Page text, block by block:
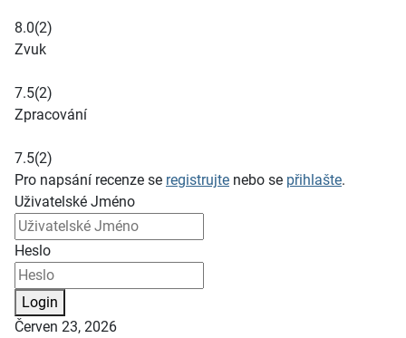
8.0(2)
Zvuk
7.5(2)
Zpracování
7.5(2)
Pro napsání recenze se registrujte nebo se přihlašte.
Uživatelské Jméno
Heslo
Login
Červen 23, 2026